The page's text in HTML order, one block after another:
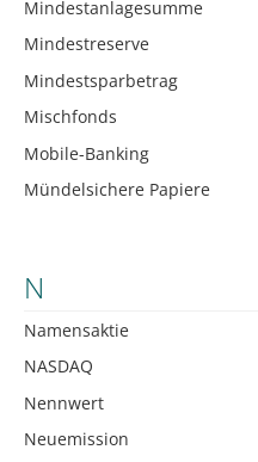
Mindestanlagesumme
Mindestreserve
Mindestsparbetrag
Mischfonds
Mobile-Banking
Mündelsichere Papiere
N
Namensaktie
NASDAQ
Nennwert
Neuemission